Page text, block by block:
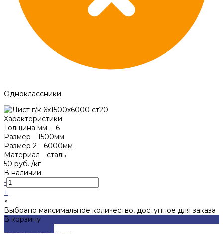
Одноклассники
Характеристики
Толщина мм.—6
Размер—1500мм
Размер 2—6000мм
Материал—сталь
50 руб. /кг
В наличии
-
+
×
Выбрано максимальное количество, доступное для заказа
В корзину